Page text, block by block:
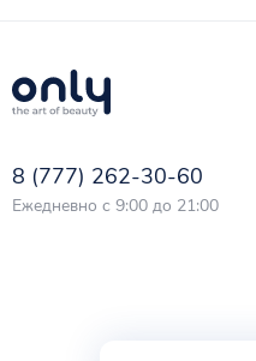
8 (777) 262-30-60
Ежедневно с 9:00 до 21:00